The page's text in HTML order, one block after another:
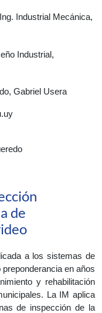
Industrial Mecánica,
Industrial,
Gabriel Usera
de
a los sistemas de
en años
y rehabilitación
La IM aplica
de inspección de la